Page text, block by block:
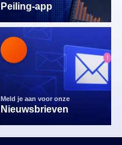
Peiling-app
Meld je aan voor onze
Nieuwsbrieven